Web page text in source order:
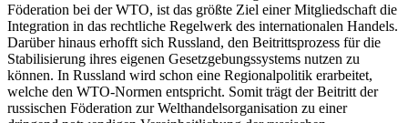
Laut Maxim Medvedkov, dem Verhandlungsführer der russischen
Föderation bei der WTO, ist das größte Ziel einer Mitgliedschaft die
Integration in das rechtliche Regelwerk des internationalen Handels.
Darüber hinaus erhofft sich Russland, den Beitrittsprozess für die
Stabilisierung ihres eigenen Gesetzgebungssystems nutzen zu
können. In Russland wird schon eine Regionalpolitik erarbeitet,
welche den WTO-Normen entspricht. Somit trägt der Beitritt der